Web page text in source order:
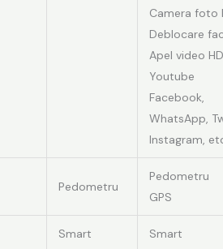
Camera foto
Deblocare
Apel video HD
Youtube
Facebook,
WhatsApp,
Instagram,
Pedometru
Pedometru
GPS
Smart Smart